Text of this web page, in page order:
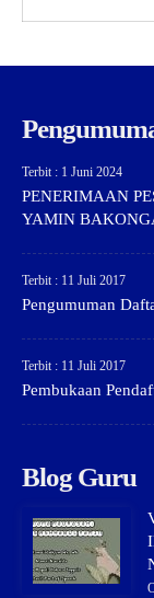
Terbit : 1 Juni 2024
PENERIMAAN
YAMIN
Terbit : 11 Juli 2017
Pengumuman
Terbit : 11 Juli 2017
Pembukaan
Blog Guru